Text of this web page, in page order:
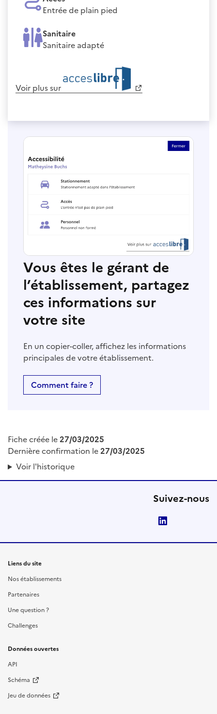
Entrée de plain pied
Sanitaire
Sanitaire adapté
Voir plus sur
Vous êtes le gérant de
l’établissement, partagez
ces informations sur
votre site
En un copier-coller, affichez les informations
principales de votre établissement.
Comment faire ?
Fiche créée le27/03/2025
Dernière confirmation le27/03/2025
Voir l'historique
Suivez-nous
Liens du site
Nos établissements
Partenaires
Une question ?
Challenges
Données ouvertes
API
Schéma
Jeu de données